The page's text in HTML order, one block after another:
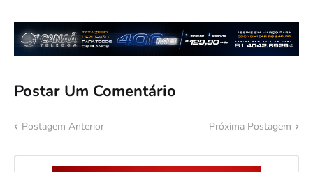
Postar Um Comentário
Postagem Anterior Próxima Postagem